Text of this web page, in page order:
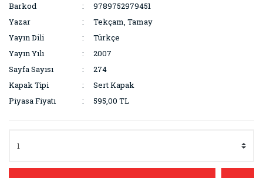
Barkod
9789752979451
Yazar
Tekçam, Tamay
Yayın Dili
Türkçe
Yayın Yılı
2007
Sayfa Sayısı
274
Kapak Tipi
Sert Kapak
Piyasa Fiyatı
595,00 TL